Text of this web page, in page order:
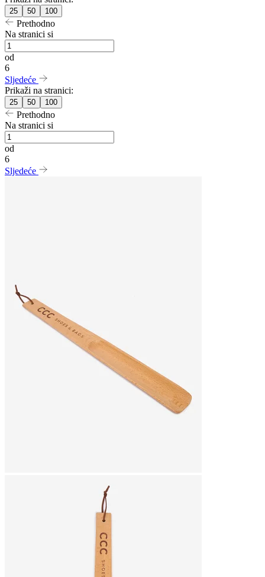
25 50 100
Prethodno
Na stranici si
od
6
Sljedeće
Prikaži na stranici:
25 50 100
Prethodno
Na stranici si
od
6
Sljedeće